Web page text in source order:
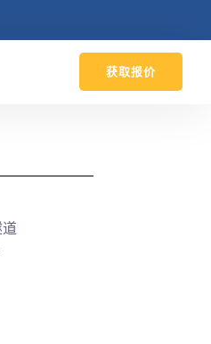
获取报价